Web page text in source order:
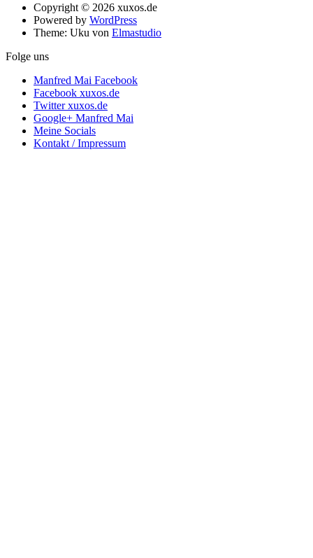
Copyright © 2026 xuxos.de
Powered by WordPress
Theme: Uku von Elmastudio
Folge uns
Manfred Mai Facebook
Facebook xuxos.de
Twitter xuxos.de
Google+ Manfred Mai
Meine Socials
Kontakt / Impressum